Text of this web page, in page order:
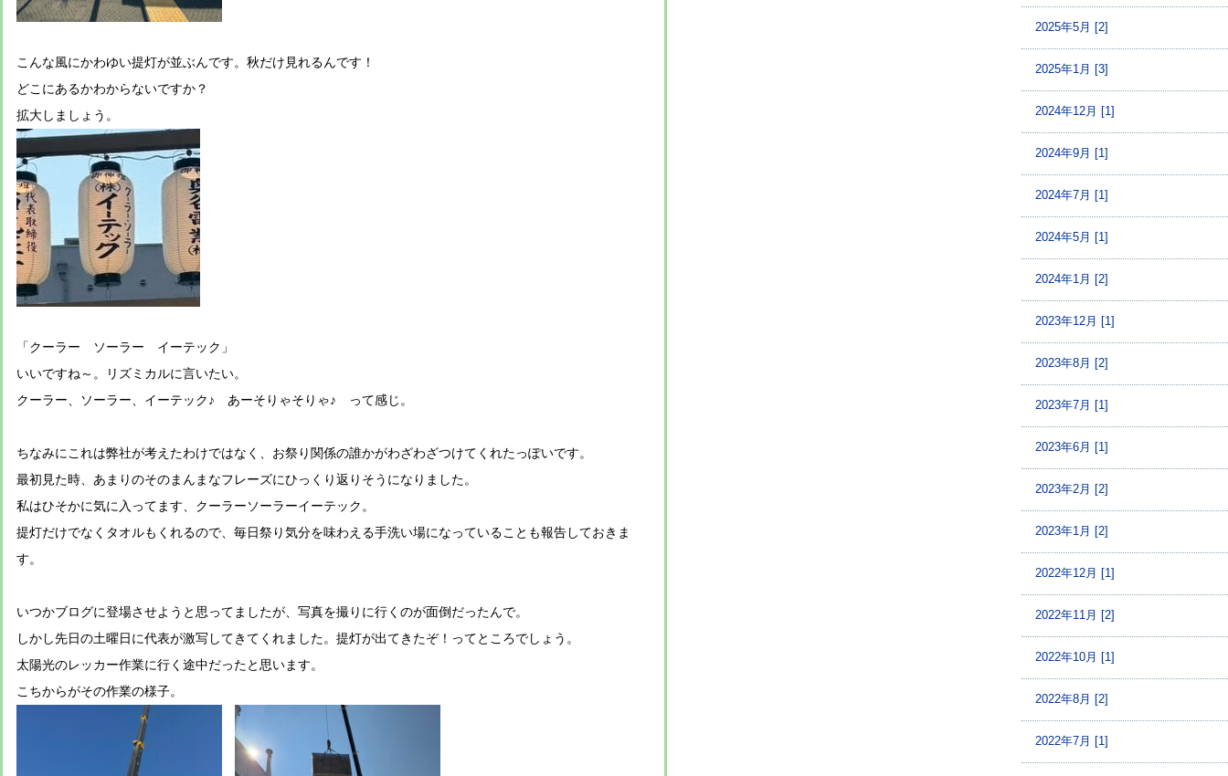
こんな風にかわゆい提灯が並ぶんです。秋だけ見れるんです！
どこにあるかわからないですか？
拡大しましょう。
「クーラー ソーラー イーテック」
いいですね～。リズミカルに言いたい。
クーラー、ソーラー、イーテック♪ あーそりゃそりゃ♪ って感じ。
ちなみにこれは弊社が考えたわけではなく、お祭り関係の誰かがわざわざつけてくれたっぽいです。
最初見た時、あまりのそのまんまなフレーズにひっくり返りそうになりました。
私はひそかに気に入ってます、クーラーソーラーイーテック。
提灯だけでなくタオルもくれるので、毎日祭り気分を味わえる手洗い場になっていることも報告しておきま
す。
いつかブログに登場させようと思ってましたが、写真を撮りに行くのが面倒だったんで。
しかし先日の土曜日に代表が激写してきてくれました。提灯が出てきたぞ！ってところでしょう。
太陽光のレッカー作業に行く途中だったと思います。
こちからがその作業の様子。
2025年5月 [2]
2025年1月 [3]
2024年12月 [1]
2024年9月 [1]
2024年7月 [1]
2024年5月 [1]
2024年1月 [2]
2023年12月 [1]
2023年8月 [2]
2023年7月 [1]
2023年6月 [1]
2023年2月 [2]
2023年1月 [2]
2022年12月 [1]
2022年11月 [2]
2022年10月 [1]
2022年8月 [2]
2022年7月 [1]